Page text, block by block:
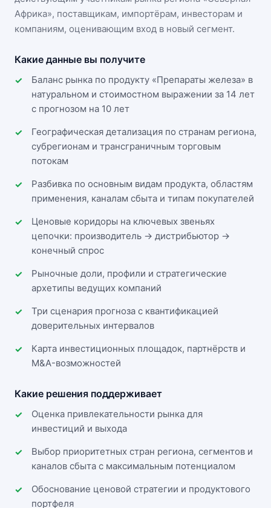
Африка», поставщикам, импортёрам, инвесторам и
компаниям, оценивающим вход в новый сегмент.
Какие данные вы получите
Баланс рынка по продукту «Препараты железа» в
натуральном и стоимостном выражении за 14 лет
с прогнозом на 10 лет
Географическая детализация по странам региона,
субрегионам и трансграничным торговым
потокам
Разбивка по основным видам продукта, областям
применения, каналам сбыта и типам покупателей
Ценовые коридоры на ключевых звеньях
цепочки: производитель → дистрибьютор →
конечный спрос
Рыночные доли, профили и стратегические
архетипы ведущих компаний
Три сценария прогноза с квантификацией
доверительных интервалов
Карта инвестиционных площадок, партнёрств и
M&A-возможностей
Какие решения поддерживает
Оценка привлекательности рынка для
инвестиций и выхода
Выбор приоритетных стран региона, сегментов и
каналов сбыта с максимальным потенциалом
Обоснование ценовой стратегии и продуктового
портфеля